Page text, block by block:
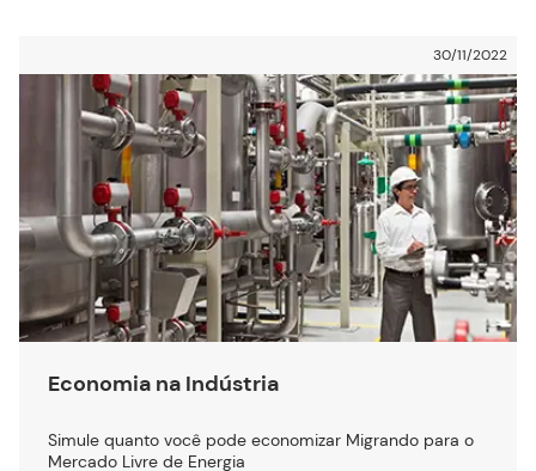
30/11/2022
Economia na Indústria
Simule quanto você pode economizar Migrando para o
Mercado Livre de Energia